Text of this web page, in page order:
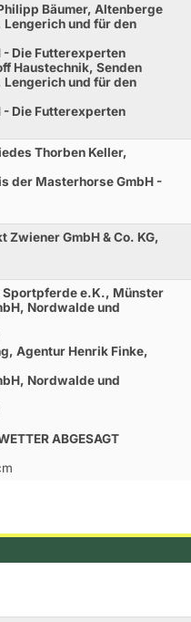
Bäumer, Altenberge
und für den
- Die Futterexperten
Haustechnik, Senden
und für den
- Die Futterexperten
Thorben Keller,
der Masterhorse GmbH -
Zwiener GmbH & Co. KG,
Sportpferde e.K., Münster
Nordwalde und
Agentur Henrik Finke,
Nordwalde und
ABGESAGT